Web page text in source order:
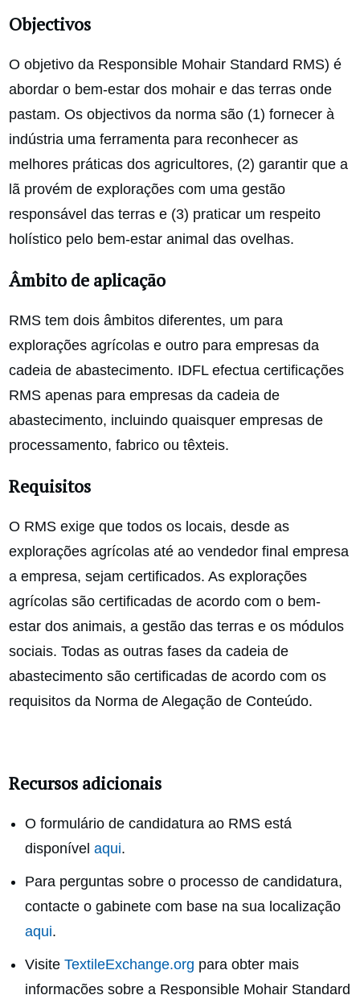
Objectivos
O objetivo da Responsible Mohair Standard RMS) é
abordar o bem-estar dos mohair e das terras onde
pastam. Os objectivos da norma são (1) fornecer à
indústria uma ferramenta para reconhecer as
melhores práticas dos agricultores, (2) garantir que a
lã provém de explorações com uma gestão
responsável das terras e (3) praticar um respeito
holístico pelo bem-estar animal das ovelhas.
Âmbito de aplicação
RMS tem dois âmbitos diferentes, um para
explorações agrícolas e outro para empresas da
cadeia de abastecimento. IDFL efectua certificações
RMS apenas para empresas da cadeia de
abastecimento, incluindo quaisquer empresas de
processamento, fabrico ou têxteis.
Requisitos
O RMS exige que todos os locais, desde as
explorações agrícolas até ao vendedor final empresa
a empresa, sejam certificados. As explorações
agrícolas são certificadas de acordo com o bem-
estar dos animais, a gestão das terras e os módulos
sociais. Todas as outras fases da cadeia de
abastecimento são certificadas de acordo com os
requisitos da Norma de Alegação de Conteúdo.
Recursos adicionais
O formulário de candidatura ao RMS está
disponível aqui.
Para perguntas sobre o processo de candidatura,
contacte o gabinete com base na sua localização
aqui.
Visite TextileExchange.org para obter mais
informações sobre a Responsible Mohair Standard